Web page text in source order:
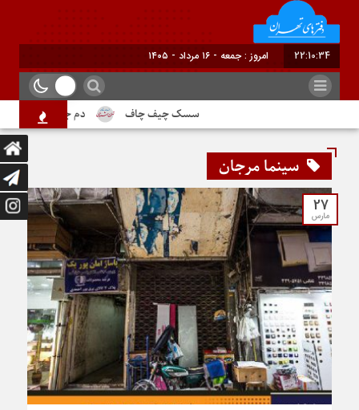
22:10:35 امروز : جمعه - ۱۶ مرداد - ۱۴۰۵
سسک چیف چاف دم جنبانک ابلق
سینما مرجان
27
مارس